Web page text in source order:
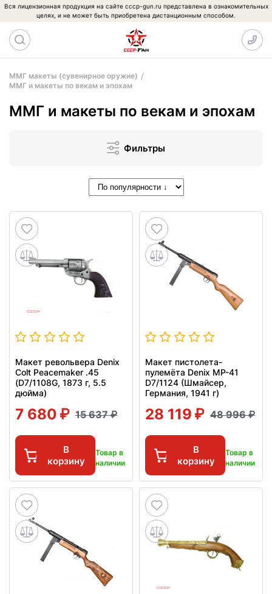
Вся лицензионная продукция на сайте cccp-gun.ru представлена в ознакомительных
целях, и не может быть приобретена дистанционным способом.
ММГ макеты (сувенирное оружие)
ММГ и макеты по векам и эпохам
ММГ и макеты по векам и эпохам
Фильтры
Макет револьвера Denix
Colt Peacemaker .45
(D7/1108G, 1873 г, 5.5
дюйма)
7 680 15 637
В
корзину
Товар в
наличии
Макет пистолета-
пулемёта Denix MP-41
D7/1124 (Шмайсер,
Германия, 1941 г)
28 119 48 996
В
корзину
Товар в
наличии